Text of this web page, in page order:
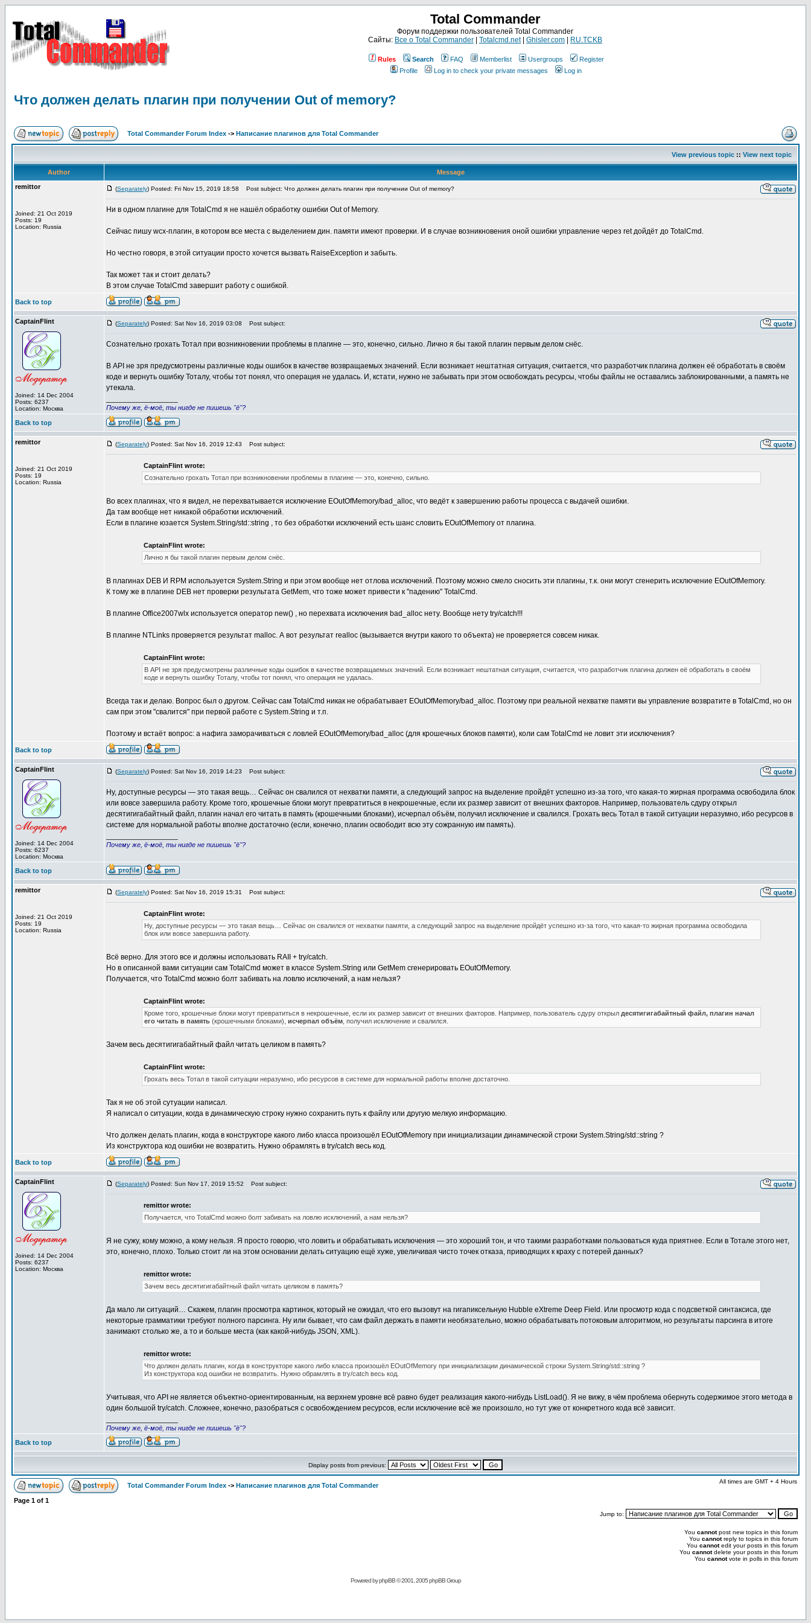
Total Commander
Форум поддержки пользователей Total Commander
Сайты: Все о Total Commander Totalcmd.net| Ghisler.com RU.TCKB
Rules Search FAQ Memberlist Usergroups
Register
Profile
Log in to check your private messages Log in
Что должен делать плагин при получении Out of memory?
Total Commander Forum Index -> Написание плагинов для Total Commander
View previous topic :: View next topic
Author
Message
remittor
Joined: 21 Oct 2019
Posts: 19
Location: Russia
(Separately) Posted: Fri Nov 15, 2019 18:58 Post subject: Что должен делать плагин при получении Out of memory?
Ни в одном плагине для TotalCmd я не нашёл обработку ошибки Out of Memory.
Сейчас пишу wcx-плагин, в котором все места с выделением дин. памяти имеют проверки. И в случае возникновения оной ошибки управление через ret дойдёт до TotalCmd.
Но честно говоря, в этой ситуации просто хочется вызвать RaiseException и забыть.
Так может так и стоит делать?
В этом случае TotalCmd завершит работу с ошибкой.
Back to top
CaptainFlint
Joined: 14 Dec 2004
Posts: 6237
Location: Москва
(Separately) Posted: Sat Nov 16, 2019 03:08 Post subject:
Сознательно грохать Тотал при возникновении проблемы в плагине — это, конечно, сильно. Лично я бы такой плагин первым делом снёс.
В API не зря предусмотрены различные коды ошибок в качестве возвращаемых значений. Если возникает нештатная ситуация, считается, что разработчик плагина должен её обработать в своём
коде и вернуть ошибку Тоталу, чтобы тот понял, что операция не удалась. И, кстати, нужно не забывать при этом освобождать ресурсы, чтобы файлы не оставались заблокированными, а память не
утекала.
Почему же, ё-моё, ты нигде не пишешь "ё"?
Back to top
remittor
Joined: 21 Oct 2019
Posts: 19
Location: Russia
(Separately) Posted: Sat Nov 16, 2019 12:43 Post subject:
CaptainFlint wrote:
Сознательно грохать Тотал при возникновении проблемы в плагине — это, конечно, сильно.
Во всех плагинах, что я видел, не перехватывается исключение EOutOfMemory/bad_alloc, что ведёт к завершению работы процесса с выдачей ошибки.
Да там вообще нет никакой обработки исключений.
Если в плагине юзается System.String/std::string , то без обработки исключений есть шанс словить EOutOfMemory от плагина.
CaptainFlint wrote:
Лично я бы такой плагин первым делом снёс.
В плагинах DEB И RPM используется System.String и при этом вообще нет отлова исключений. Поэтому можно смело сносить эти плагины, т.к. они могут сгенерить исключение EOutOfMemory.
К тому же в плагине DEB нет проверки результата GetMem, что тоже может привести к "падению" TotalCmd.
В плагине Office2007wlx используется оператор new() , но перехвата исключения bad_alloc нету. Вообще нету try/catch!!!
В плагине NTLinks проверяется результат malloc. А вот результат realloc (вызывается внутри какого то объекта) не проверяется совсем никак.
CaptainFlint wrote:
В API не зря предусмотрены различные коды ошибок в качестве возвращаемых значений. Если возникает нештатная ситуация, считается, что разработчик плагина должен её обработать в своём
коде и вернуть ошибку Тоталу, чтобы тот понял, что операция не удалась.
Всегда так и делаю. Вопрос был о другом. Сейчас сам TotalCmd никак не обрабатывает EOutOfMemory/bad_alloc. Поэтому при реальной нехватке памяти вы управление возвратите в TotalCmd, но он
сам при этом "свалится" при первой работе с System.String и т.п.
Поэтому и встаёт вопрос: а нафига заморачиваться с ловлей EOutOfMemory/bad_alloc (для крошечных блоков памяти), коли сам TotalCmd не ловит эти исключения?
Back to top
CaptainFlint
Joined: 14 Dec 2004
Posts: 6237
Location: Москва
(Separately) Posted: Sat Nov 16, 2019 14:23 Post subject:
Ну, доступные ресурсы — это такая вещь… Сейчас он свалился от нехватки памяти, а следующий запрос на выделение пройдёт успешно из-за того, что какая-то жирная программа освободила блок
или вовсе завершила работу. Кроме того, крошечные блоки могут превратиться в некрошечные, если их размер зависит от внешних факторов. Например, пользователь сдуру открыл
десятигигабайтный файл, плагин начал его читать в память (крошечными блоками), исчерпал объём, получил исключение и свалился. Грохать весь Тотал в такой ситуации неразумно, ибо ресурсов в
системе для нормальной работы вполне достаточно (если, конечно, плагин освободит всю эту сожранную им память).
Почему же, ё-моё, ты нигде не пишешь "ё"?
Back to top
remittor
Joined: 21 Oct 2019
Posts: 19
Location: Russia
(Separately) Posted: Sat Nov 16, 2019 15:31 Post subject:
CaptainFlint wrote:
Ну, доступные ресурсы — это такая вещь… Сейчас он свалился от нехватки памяти, а следующий запрос на выделение пройдёт успешно из-за того, что какая-то жирная программа освободила
блок или вовсе завершила работу.
Всё верно. Для этого все и должны использовать RAII + try/catch.
Но в описанной вами ситуации сам TotalCmd может в классе System.String или GetMem сгенерировать EOutOfMemory.
Получается, что TotalCmd можно болт забивать на ловлю исключений, а нам нельзя?
CaptainFlint wrote:
Кроме того, крошечные блоки могут превратиться в некрошечные, если их размер зависит от внешних факторов. Например, пользователь сдуру открыл десятигигабайтный файл, плагин начал
его читать в память(крошечными блоками), исчерпал объём, получил исключение и свалился.
Зачем весь десятигигабайтный файл читать целиком в память?
CaptainFlint wrote:
Грохать весь Тотал в такой ситуации неразумно, ибо ресурсов в системе для нормальной работы вполне достаточно.
Так я не об этой сутуации написал.
Я написал о ситуации, когда в динамическую строку нужно сохранить путь к файлу или другую мелкую информацию.
Что должен делать плагин, когда в конструкторе какого либо класса произошёл EOutOfMemory при инициализации динамической строки System.String/std::string ?
Из конструктора код ошибки не возвратить. Нужно обрамлять в try/catch весь код.
Back to top
CaptainFlint
Joined: 14 Dec 2004
Posts: 6237
Location: Москва
(Separately) Posted: Sun Nov 17, 2019 15:52 Post subject:
remittor wrote:
Получается, что TotalCmd можно болт забивать на ловлю исключений, а нам нельзя?
Я не сужу, кому можно, а кому нельзя. Я просто говорю, что ловить и обрабатывать исключения — это хороший тон, и что такими разработками пользоваться куда приятнее. Если в Тотале этого нет,
это, конечно, плохо. Только стоит ли на этом основании делать ситуацию ещё хуже, увеличивая чисто точек отказа, приводящих к краху с потерей данных?
remittor wrote:
Зачем весь десятигигабайтный файл читать целиком в память?
Да мало ли ситуаций… Скажем, плагин просмотра картинок, который не ожидал, что его вызовут на гигапиксельную Hubble eXtreme Deep Field. Или просмотр кода с подсветкой синтаксиса, где
некоторые грамматики требуют полного парсинга. Ну или бывает, что сам файл держать в памяти необязательно, можно обрабатывать потоковым алгоритмом, но результаты парсинга в итоге
занимают столько же, а то и больше места (как какой-нибудь JSON, XML).
remittor wrote:
Что должен делать плагин, когда в конструкторе какого либо класса произошёл EOutOfMemory при инициализации динамической строки System.String/std::string ?
Из конструктора код ошибки не возвратить. Нужно обрамлять в try/catch весь код.
Учитывая, что API не является объектно-ориентированным, на верхнем уровне всё равно будет реализация какого-нибудь ListLoad(). Я не вижу, в чём проблема обернуть содержимое этого метода в
один большой try/catch. Сложнее, конечно, разобраться с освобождением ресурсов, если исключение всё же произошло, но тут уже от конкретного кода всё зависит.
Почему же, ё-моё, ты нигде не пишешь "ё"?
Back to top
Display posts from previous:
Total Commander Forum Index -> Написание плагинов для Total Commander
All times are GMT + 4 Hours
Page 1 of 1
Jump to:
You cannotpost new topics in this forum
You cannotreply to topics in this forum
You cannotedit your posts in this forum
You cannotdelete your posts in this forum
You cannotvote in polls in this forum
Powered byphpBB© 2001, 2005 phpBB Group